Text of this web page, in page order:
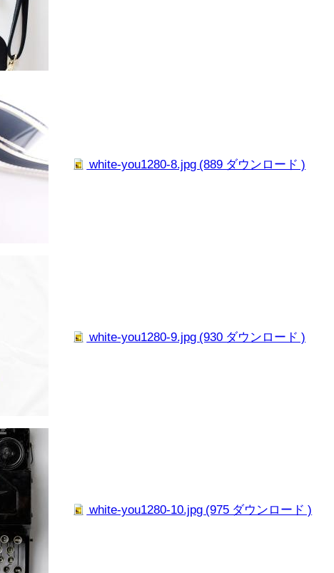
white-you1280-8.jpg (889 ダウンロード )
white-you1280-9.jpg (930 ダウンロード )
white-you1280-10.jpg (975 ダウンロード )